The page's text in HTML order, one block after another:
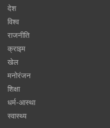
देश
विश्व
राजनीति
क्राइम
खेल
मनोरंजन
शिक्षा
धर्म-आस्था
स्वास्थ्य